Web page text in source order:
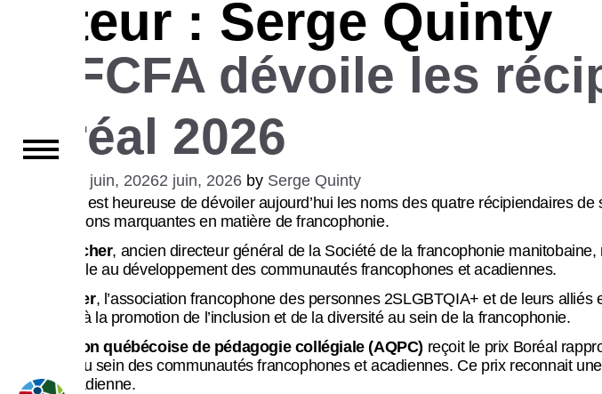
Auteur : Serge Quinty
La FCFA dévoile les
Boréal 2026
2 juin, 20262 juin, 2026 by Serge Quinty
La FCFA est heureuse de dévoiler aujourd’hui les noms des quatre récipiendaires
contributions marquantes en matière de francophonie.
Daniel Boucher, ancien directeur général de la Société de la francophonie
exceptionnelle au développement des communautés francophones et acadiennes.
FrancoQueer, l’association francophone des personnes 2SLGBTQIA+ et de leurs
contribution à la promotion de l’inclusion et de la diversité au sein de la francophonie.
L’Association québécoise de pédagogie collégiale (AQPC) reçoit le prix Boréal
Québec et au sein des communautés francophones et acadiennes. Ce prix reconnait
société canadienne.